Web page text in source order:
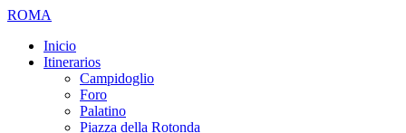
ROMA
Inicio
Itinerarios
Campidoglio
Foro
Palatino
Piazza della Rotonda